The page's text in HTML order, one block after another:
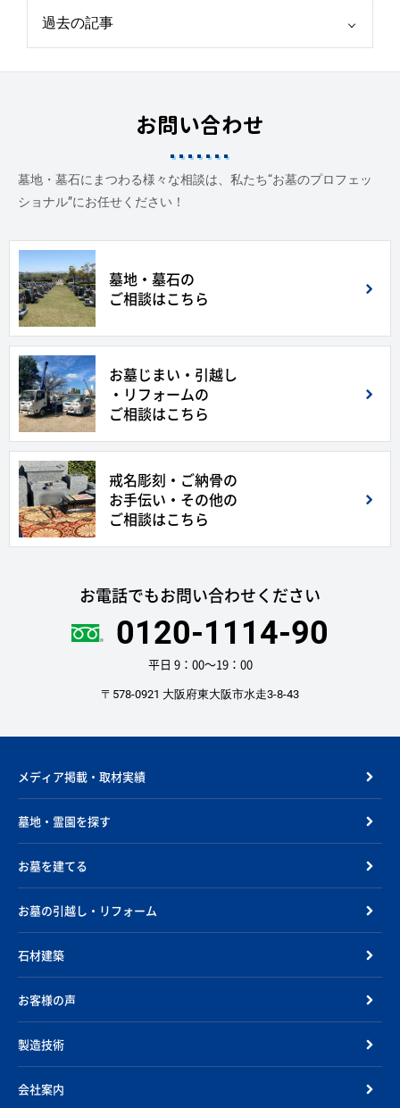
お問い合わせ
墓地・墓石にまつわる様々な相談は、私たち“お墓のプロフェッ
ショナル”にお任せください！
墓地・墓石の
ご相談はこちら
お墓じまい・引越し
・リフォームの
ご相談はこちら
戒名彫刻・ご納骨の
お手伝い・その他の
ご相談はこちら
お電話でもお問い合わせください
0120-1114-90
平日 9：00〜19：00
〒578-0921 大阪府東大阪市水走3-8-43
メディア掲載・取材実績
墓地・霊園を探す
お墓を建てる
お墓の引越し・リフォーム
石材建築
お客様の声
製造技術
会社案内